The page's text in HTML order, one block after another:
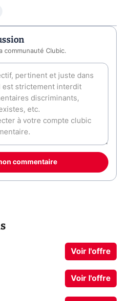
communauté Clubic.
commentaire
Voir l'offre
Voir l'offre